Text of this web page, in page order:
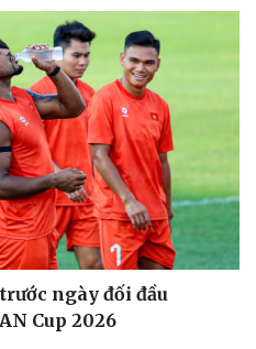
Podcast
Câu chuyện thời sự
Đọc truyện đêm khuya
Cửa sổ tình yêu
Kể chuyện cho bé
Hạt giống tâm hồn
ngày đối đầu
Cup 2026